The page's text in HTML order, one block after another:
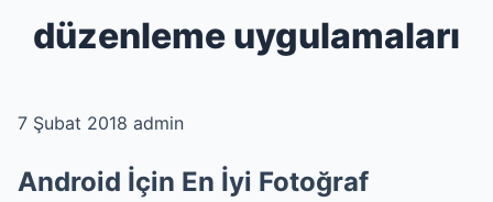
düzenleme uygulamaları
7 Şubat 2018 admin
Android İçin En İyi Fotoğraf